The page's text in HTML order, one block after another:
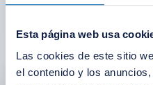
Esta página web usa
Las cookies de este sitio
el contenido y los